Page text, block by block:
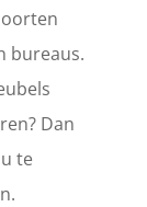
bureaus.
Dan
te